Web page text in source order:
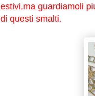
estivi,ma guardiamoli
di questi smalti.